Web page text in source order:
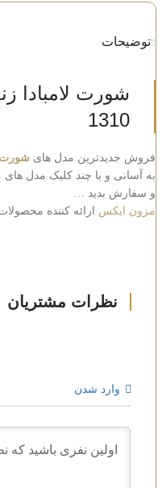
توضیحات
1310
فروش جدیدترین مدل های شورت
به آسانی و با چند کلیک مدل های
و سفارش بدید …
مزون ایکس ارائه کننده
وارد شدن